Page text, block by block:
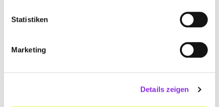
Statistiken
Marketing
Details zeigen
★★★★★
eigentlich sein sollte. Gibt nichts zu meckern. Kann ich